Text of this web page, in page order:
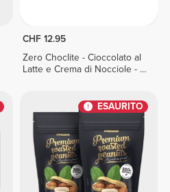
CHF 12.95
Zero Choclite - Cioccolato al
Latte e Crema di Nocciole - 8
ESAURITO